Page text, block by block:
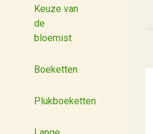
Keuze van
de
bloemist
Boeketten
Plukboeketten